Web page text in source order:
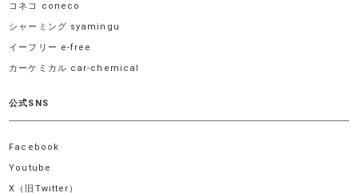
コネコ coneco
シャーミング syamingu
イーフリー e-free
カーケミカル car-chemical
公式SNS
Facebook
Youtube
X（旧Twitter）